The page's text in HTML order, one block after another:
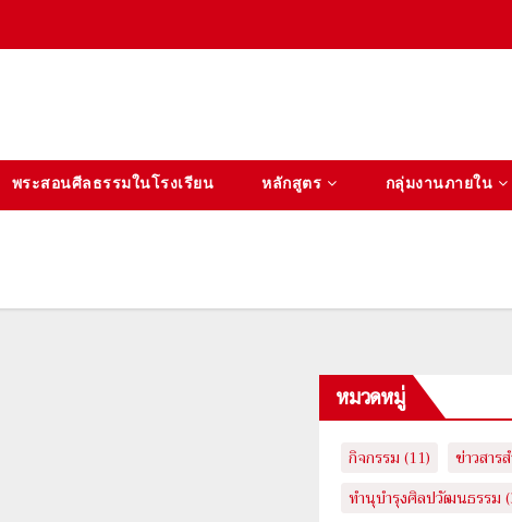
พระสอนศีลธรรมในโรงเรียน หลักสูตร กลุ่มงานภายใน
หมวดหมู่
กิจกรรม (11) ข่าวสาร
ทำนุบำรุงศิลปวัฒนธรรม